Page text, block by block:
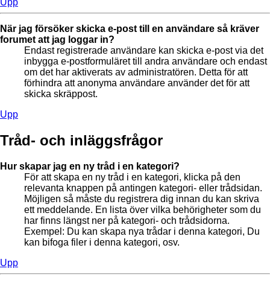
Upp
När jag försöker skicka e-post till en användare så kräver
forumet att jag loggar in?
Endast registrerade användare kan skicka e-post via det
inbygga e-postformuläret till andra användare och endast
om det har aktiverats av administratören. Detta för att
förhindra att anonyma användare använder det för att
skicka skräppost.
Upp
Tråd- och inläggsfrågor
Hur skapar jag en ny tråd i en kategori?
För att skapa en ny tråd i en kategori, klicka på den
relevanta knappen på antingen kategori- eller trådsidan.
Möjligen så måste du registrera dig innan du kan skriva
ett meddelande. En lista över vilka behörigheter som du
har finns längst ner på kategori- och trådsidorna.
Exempel: Du kan skapa nya trådar i denna kategori, Du
kan bifoga filer i denna kategori, osv.
Upp